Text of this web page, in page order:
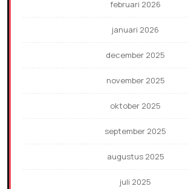
februari 2026
januari 2026
december 2025
november 2025
oktober 2025
september 2025
augustus 2025
juli 2025